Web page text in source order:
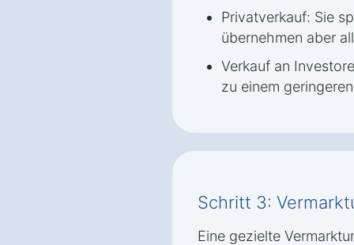
Privatverkauf: Sie
übernehmen aber
Verkauf an
zu einem
Schritt 3:
Eine gezielte